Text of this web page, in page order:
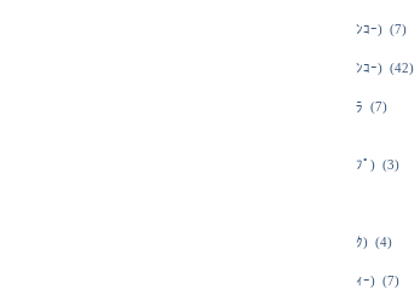
ﾝｺｰ) (7)
ﾝｺｰ) (42)
ﾗ (7)
ﾌﾟ) (3)
ｸ) (4)
ｨｰ) (7)